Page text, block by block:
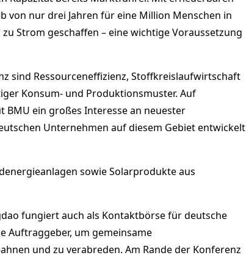
von nur drei Jahren für eine Million Menschen in
Strom geschaffen – eine wichtige Voraussetzung
sind Ressourceneffizienz, Stoffkreislaufwirtschaft
Konsum- und Produktionsmuster. Auf
BMU ein großes Interesse an neuester
Unternehmen auf diesem Gebiet entwickelt
sowie Solarprodukte aus
fungiert auch als Kontaktbörse für deutsche
Auftraggeber, um gemeinsame
und zu verabreden. Am Rande der Konferenz